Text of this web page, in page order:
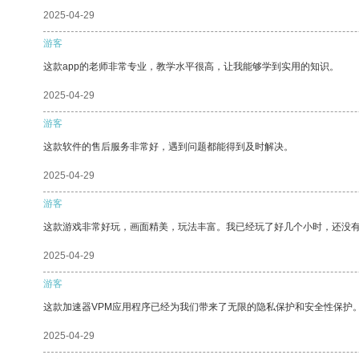
2025-04-29
游客
这款app的老师非常专业，教学水平很高，让我能够学到实用的知识。
2025-04-29
游客
这款软件的售后服务非常好，遇到问题都能得到及时解决。
2025-04-29
游客
这款游戏非常好玩，画面精美，玩法丰富。我已经玩了好几个小时，还没有
2025-04-29
游客
这款加速器VPM应用程序已经为我们带来了无限的隐私保护和安全性保护。
2025-04-29